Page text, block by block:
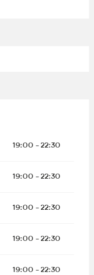
19:00 - 22:30
19:00 - 22:30
19:00 - 22:30
19:00 - 22:30
19:00 - 22:30